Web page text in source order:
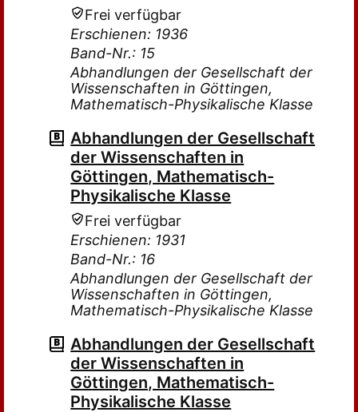
Frei verfügbar
Erschienen: 1936
Band-Nr.: 15
Abhandlungen der Gesellschaft der
Wissenschaften in Göttingen,
Mathematisch-Physikalische Klasse
Abhandlungen der Gesellschaft
der Wissenschaften in
Göttingen, Mathematisch-
Physikalische Klasse
Frei verfügbar
Erschienen: 1931
Band-Nr.: 16
Abhandlungen der Gesellschaft der
Wissenschaften in Göttingen,
Mathematisch-Physikalische Klasse
Abhandlungen der Gesellschaft
der Wissenschaften in
Göttingen, Mathematisch-
Physikalische Klasse